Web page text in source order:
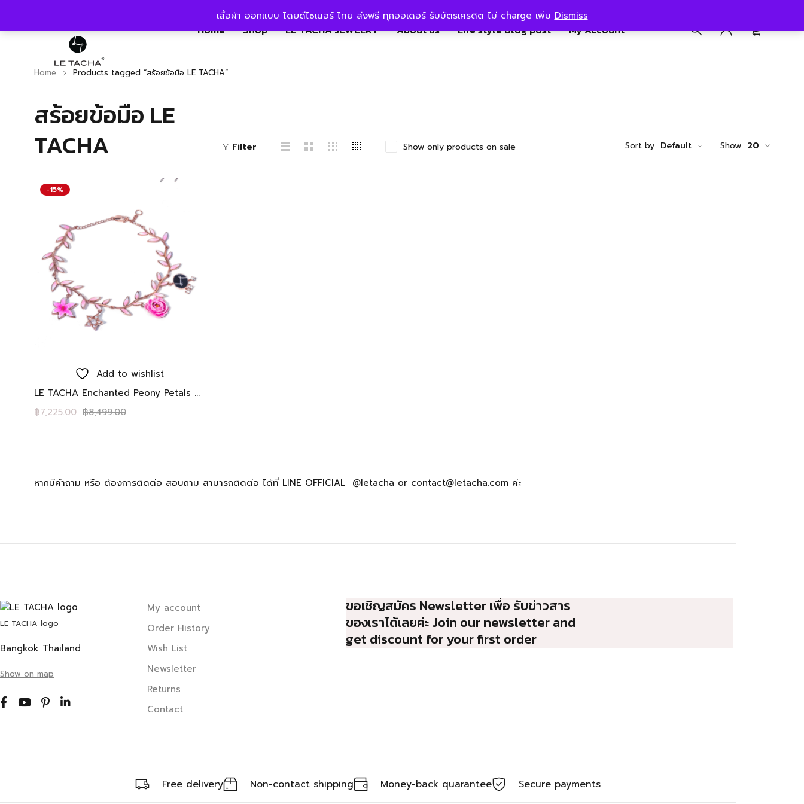
เสื้อผ้า ออกแบบ โดยดีไซเนอร์ ไทย ส่งฟรี ทุกออเดอร์ รับบัตรเครดิต ไม่ charge เพิ่ม Dismiss
Home Shop LE TACHA JEWELRY About us Life style Blog post My Account
สร้อยข้อมือ LE
TACHA
Home Products tagged “สร้อยข้อมือ LE TACHA”
Filter Sort by Default
Show only products on sale Show 20
-15%
Add to wishlist
LE TACHA Enchanted Peony Petals – Pink blush with Forest charms สร้อยข้อมือ กลีบดอกโบตั๋นอีนาเมลสีชมพู มีชาร์ม: ดาวเงิน, ดอกชบา, ดอกโบตั๋น มีพลอยไวท์โทพาส
฿8,499.00
฿7,225.00
หากมีคำถาม หรือ ต้องการติดต่อ สอบถาม สามารถติดต่อ ได้ที่ LINE OFFICIAL @letacha or contact@letacha.com ค่ะ
LE TACHA logo
Bangkok Thailand
Show on map
My account
Order History
Wish List
Newsletter
Returns
Contact
ขอเชิญสมัคร Newsletter เพื่อ รับข่าวสาร
ของเราได้เลยค่ะ Join our newsletter and
get discount for your first order
Free delivery Non-contact shipping Money-back quarantee Secure payments